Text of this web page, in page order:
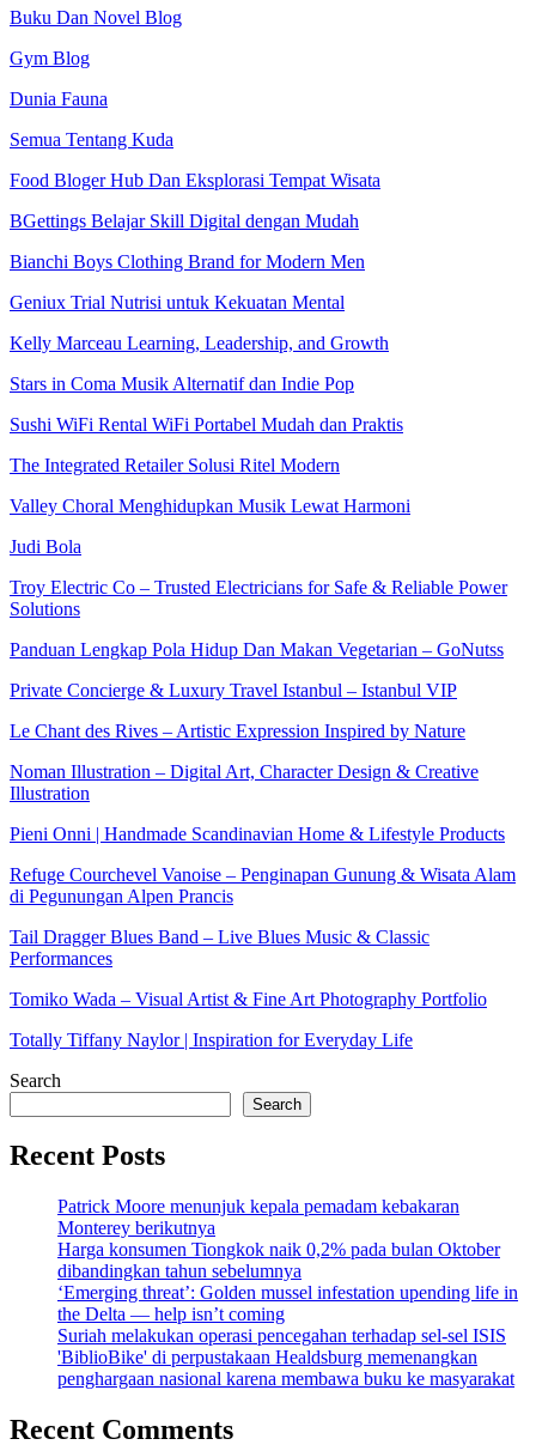
Buku Dan Novel Blog
Gym Blog
Dunia Fauna
Semua Tentang Kuda
Food Bloger Hub Dan Eksplorasi Tempat Wisata
BGettings Belajar Skill Digital dengan Mudah
Bianchi Boys Clothing Brand for Modern Men
Geniux Trial Nutrisi untuk Kekuatan Mental
Kelly Marceau Learning, Leadership, and Growth
Stars in Coma Musik Alternatif dan Indie Pop
Sushi WiFi Rental WiFi Portabel Mudah dan Praktis
The Integrated Retailer Solusi Ritel Modern
Valley Choral Menghidupkan Musik Lewat Harmoni
Judi Bola
Troy Electric Co – Trusted Electricians for Safe & Reliable Power
Solutions
Panduan Lengkap Pola Hidup Dan Makan Vegetarian – GoNutss
Private Concierge & Luxury Travel Istanbul – Istanbul VIP
Le Chant des Rives – Artistic Expression Inspired by Nature
Noman Illustration – Digital Art, Character Design & Creative
Illustration
Pieni Onni | Handmade Scandinavian Home & Lifestyle Products
Refuge Courchevel Vanoise – Penginapan Gunung & Wisata Alam
di Pegunungan Alpen Prancis
Tail Dragger Blues Band – Live Blues Music & Classic
Performances
Tomiko Wada – Visual Artist & Fine Art Photography Portfolio
Totally Tiffany Naylor | Inspiration for Everyday Life
Search
Search
Recent Posts
Patrick Moore menunjuk kepala pemadam kebakaran
Monterey berikutnya
Harga konsumen Tiongkok naik 0,2% pada bulan Oktober
dibandingkan tahun sebelumnya
‘Emerging threat’: Golden mussel infestation upending life in
the Delta — help isn’t coming
Suriah melakukan operasi pencegahan terhadap sel-sel ISIS
'BiblioBike' di perpustakaan Healdsburg memenangkan
penghargaan nasional karena membawa buku ke masyarakat
Recent Comments